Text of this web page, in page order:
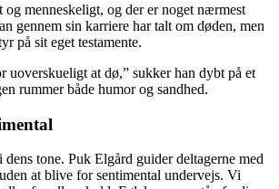
og menneskeligt, og der er noget nærmest
gennem sin karriere har talt om døden, men
på sit eget testamente.
uoverskueligt at dø,” sukker han dybt på et
rummer både humor og sandhed.
dens tone. Puk Elgård guider deltagerne med
at blive for sentimental undervejs. Vi